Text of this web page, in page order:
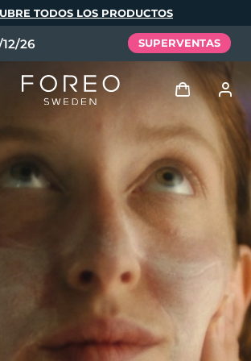
TODOS LOS PRODUCTOS
26 SUPERVENTAS
Iniciar sesión
Perfil de usuario
Mis dispositivos
Mis pedidos
Mis direcciones
Mis suscripciones
Tech Elixir
Set
Español
Português
Русский
繁體中文